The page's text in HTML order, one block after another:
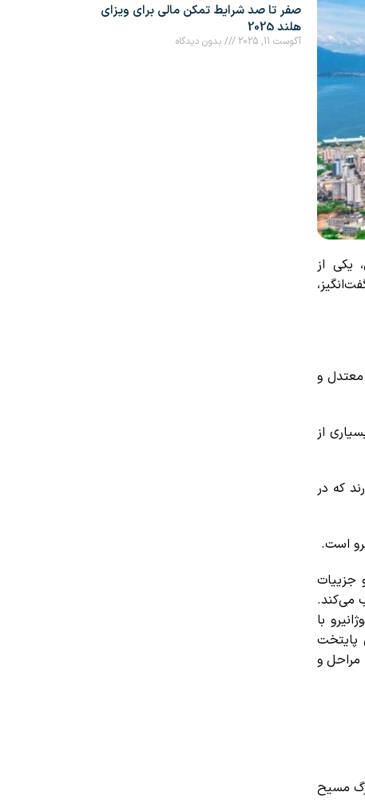
یکی از
معتدل و
از
که در
است.
جزییات
می‌کند.
با
پایتخت
مراحل و
مسیح
صفر تا صد شرایط تمکن مالی برای ویزای
هلند 2025
آگوست 11, 2025 بدون دیدگاه